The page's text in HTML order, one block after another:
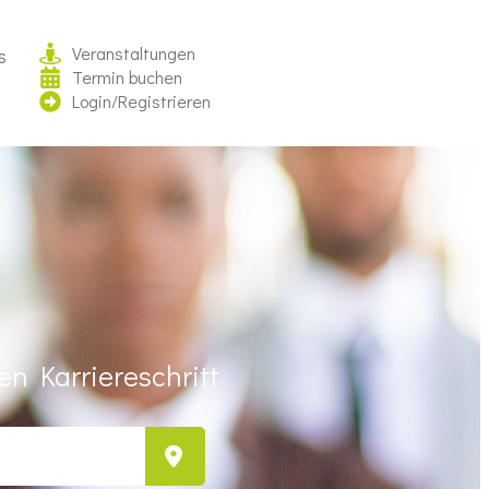
Veranstaltungen
Termin buchen
Login/Registrieren
Karriereschritt